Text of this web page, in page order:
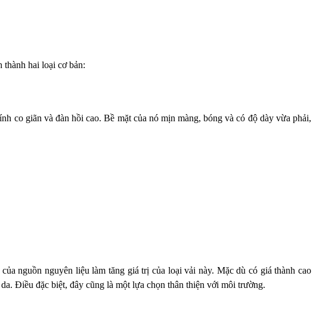
hai loại cơ bản:
co giãn và đàn hồi cao. Bề mặt của nó mịn màng, bóng và có độ dày vừa phải,
nguồn nguyên liệu làm tăng giá trị của loại vải này. Mặc dù có giá thành cao
Điều đặc biệt, đây cũng là một lựa chọn thân thiện với môi trường.